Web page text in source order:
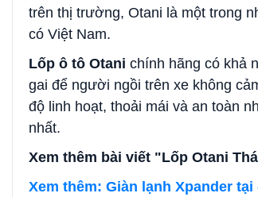
trên thị trường, Otani là một trong
có Việt Nam.
Lốp ô tô Otani chính hãng có khả
gai để người ngồi trên xe không
độ linh hoạt, thoải mái và an toàn
nhất.
Xem thêm bài viết "Lốp Otani
Xem thêm: Giàn lạnh Xpander tại